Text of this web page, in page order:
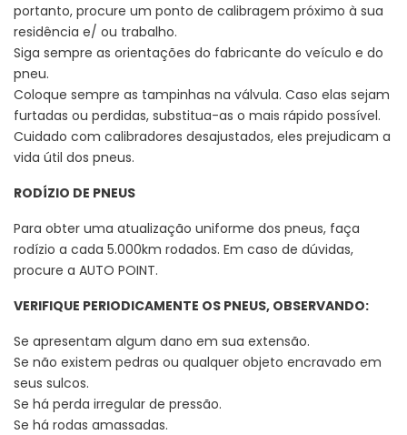
portanto, procure um ponto de calibragem próximo à sua
residência e/ ou trabalho.
Siga sempre as orientações do fabricante do veículo e do
pneu.
Coloque sempre as tampinhas na válvula. Caso elas sejam
furtadas ou perdidas, substitua-as o mais rápido possível.
Cuidado com calibradores desajustados, eles prejudicam a
vida útil dos pneus.
RODÍZIO DE PNEUS
Para obter uma atualização uniforme dos pneus, faça
rodízio a cada 5.000km rodados. Em caso de dúvidas,
procure a AUTO POINT.
VERIFIQUE PERIODICAMENTE OS PNEUS, OBSERVANDO:
Se apresentam algum dano em sua extensão.
Se não existem pedras ou qualquer objeto encravado em
seus sulcos.
Se há perda irregular de pressão.
Se há rodas amassadas.